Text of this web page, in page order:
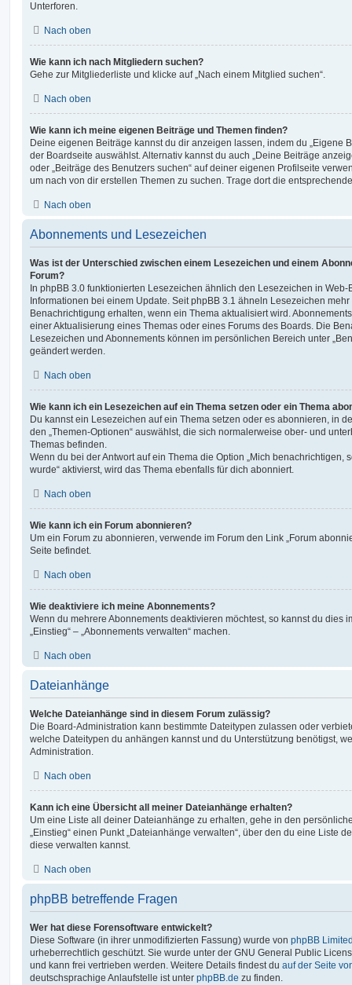
Unterforen.
Nach oben
Wie kann ich nach Mitgliedern suchen?
Gehe zur Mitgliederliste und klicke auf „Nach einem Mitglied suchen“.
Nach oben
Wie kann ich meine eigenen Beiträge und Themen finden?
Deine eigenen Beiträge kannst du dir anzeigen lassen, indem du „Eigene
der Boardseite auswählst. Alternativ kannst du auch „Deine Beiträge
oder „Beiträge des Benutzers suchen“ auf deiner eigenen Profilseite
um nach von dir erstellen Themen zu suchen. Trage dort die
Nach oben
Abonnements und Lesezeichen
Was ist der Unterschied zwischen einem Lesezeichen und einem
Forum?
In phpBB 3.0 funktionierten Lesezeichen ähnlich den Lesezeichen in
Informationen bei einem Update. Seit phpBB 3.1 ähneln Lesezeichen
Benachrichtigung erhalten, wenn ein Thema aktualisiert wird.
einer Aktualisierung eines Themas oder eines Forums des Boards. Die
Lesezeichen und Abonnements können im persönlichen Bereich unter
geändert werden.
Nach oben
Wie kann ich ein Lesezeichen auf ein Thema setzen oder ein Thema
Du kannst ein Lesezeichen auf ein Thema setzen oder es abonnieren, in
den „Themen-Optionen“ auswählst, die sich normalerweise ober- und
Themas befinden.
Wenn du bei der Antwort auf ein Thema die Option „Mich benachrichtigen,
wurde“ aktivierst, wird das Thema ebenfalls für dich abonniert.
Nach oben
Wie kann ich ein Forum abonnieren?
Um ein Forum zu abonnieren, verwende im Forum den Link „Forum
Seite befindet.
Nach oben
Wie deaktiviere ich meine Abonnements?
Wenn du mehrere Abonnements deaktivieren möchtest, so kannst du dies
„Einstieg“ – „Abonnements verwalten“ machen.
Nach oben
Dateianhänge
Welche Dateianhänge sind in diesem Forum zulässig?
Die Board-Administration kann bestimmte Dateitypen zulassen oder
welche Dateitypen du anhängen kannst und du Unterstützung benötigst,
Administration.
Nach oben
Kann ich eine Übersicht all meiner Dateianhänge erhalten?
Um eine Liste all deiner Dateianhänge zu erhalten, gehe in den
„Einstieg“ einen Punkt „Dateianhänge verwalten“, über den du eine Liste
diese verwalten kannst.
Nach oben
phpBB betreffende Fragen
Wer hat diese Forensoftware entwickelt?
Diese Software (in ihrer unmodifizierten Fassung) wurde von phpBB
urheberrechtlich geschützt. Sie wurde unter der GNU General Public
und kann frei vertrieben werden. Weitere Details findest du auf der Seite
deutschsprachige Anlaufstelle ist unter phpBB.de zu finden.